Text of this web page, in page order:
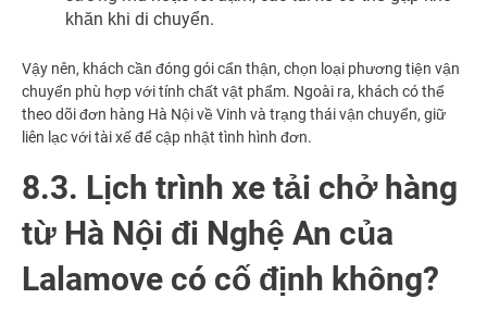
khăn khi di chuyển.
Vậy nên, khách cần đóng gói cẩn thận, chọn loại phương tiện vận
chuyển phù hợp với tính chất vật phẩm. Ngoài ra, khách có thể
theo dõi đơn hàng Hà Nội về Vinh và trạng thái vận chuyển, giữ
liên lạc với tài xế để cập nhật tình hình đơn.
8.3. Lịch trình xe tải chở hàng
từ Hà Nội đi Nghệ An của
Lalamove có cố định không?